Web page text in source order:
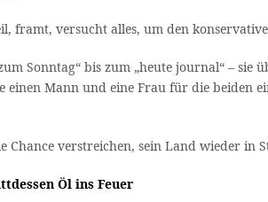
framt, versucht alles, um den
Sonntag“ bis zum „heute journal“ –
einen Mann und eine Frau für die
verstreichen, sein Land wieder in
Öl ins Feuer